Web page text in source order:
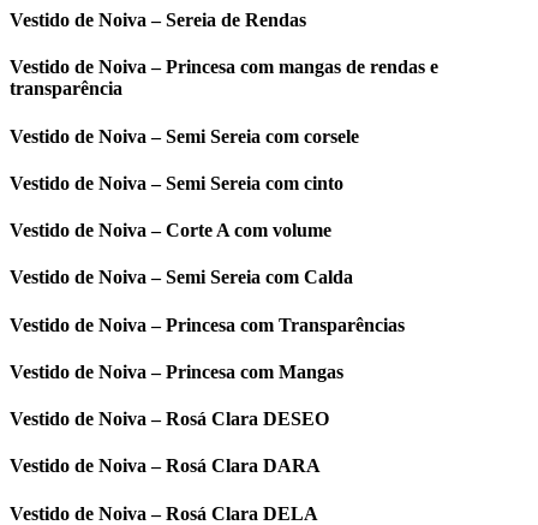
Vestido de Noiva – Sereia de Rendas
Vestido de Noiva – Princesa com mangas de rendas e
transparência
Vestido de Noiva – Semi Sereia com corsele
Vestido de Noiva – Semi Sereia com cinto
Vestido de Noiva – Corte A com volume
Vestido de Noiva – Semi Sereia com Calda
Vestido de Noiva – Princesa com Transparências
Vestido de Noiva – Princesa com Mangas
Vestido de Noiva – Rosá Clara DESEO
Vestido de Noiva – Rosá Clara DARA
Vestido de Noiva – Rosá Clara DELA